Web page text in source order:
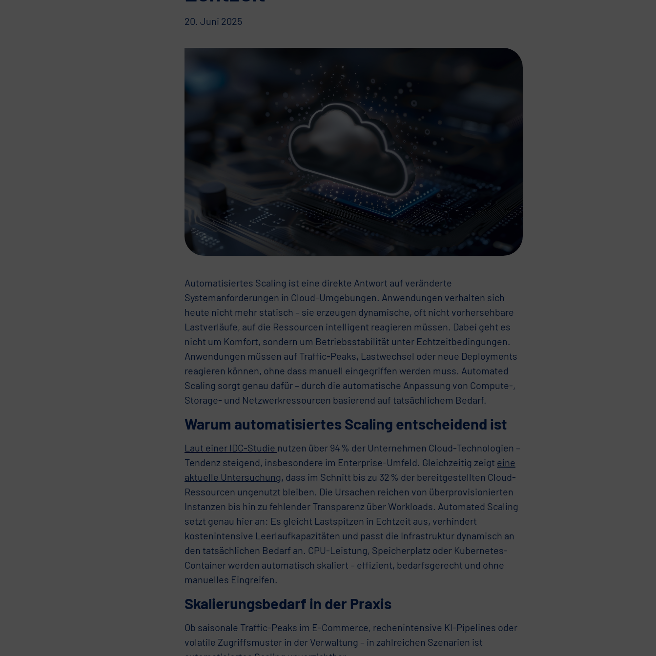
20. Juni 2025
Automatisiertes Scaling ist eine direkte Antwort auf veränderte
Systemanforderungen in Cloud-Umgebungen. Anwendungen verhalten sich
heute nicht mehr statisch – sie erzeugen dynamische, oft nicht vorhersehbare
Lastverläufe, auf die Ressourcen intelligent reagieren müssen. Dabei geht es
nicht um Komfort, sondern um Betriebsstabilität unter Echtzeitbedingungen.
Anwendungen müssen auf Traffic-Peaks, Lastwechsel oder neue Deployments
reagieren können, ohne dass manuell eingegriffen werden muss. Automated
Scaling sorgt genau dafür – durch die automatische Anpassung von Compute-,
Storage- und Netzwerkressourcen basierend auf tatsächlichem Bedarf.
Warum automatisiertes Scaling entscheidend ist
Laut einer IDC-Studie nutzen über 94 % der Unternehmen Cloud-Technologien –
Tendenz steigend, insbesondere im Enterprise-Umfeld. Gleichzeitig zeigt eine
aktuelle Untersuchung, dass im Schnitt bis zu 32 % der bereitgestellten Cloud-
Ressourcen ungenutzt bleiben. Die Ursachen reichen von überprovisionierten
Instanzen bis hin zu fehlender Transparenz über Workloads. Automated Scaling
setzt genau hier an: Es gleicht Lastspitzen in Echtzeit aus, verhindert
kostenintensive Leerlaufkapazitäten und passt die Infrastruktur dynamisch an
den tatsächlichen Bedarf an. CPU-Leistung, Speicherplatz oder Kubernetes-
Container werden automatisch skaliert – effizient, bedarfsgerecht und ohne
manuelles Eingreifen.
Skalierungsbedarf in der Praxis
Ob saisonale Traffic-Peaks im E-Commerce, rechenintensive KI-Pipelines oder
volatile Zugriffsmuster in der Verwaltung – in zahlreichen Szenarien ist